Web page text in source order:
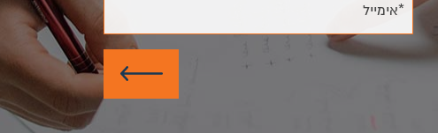
*אימייל
שלח